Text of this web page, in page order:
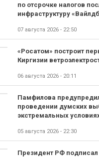
по отсрочке налогов
инфраструктуру
07 августа 2026 - 22:50
«Росатом» построит
Киргизии
06 августа 2026 - 20:11
Памфилова
проведении думских
экстремальных
05 августа 2026 - 22:30
Президент РФ подписал